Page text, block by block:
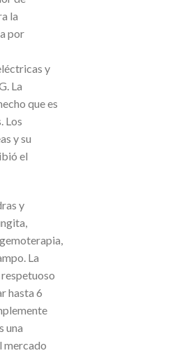
la
por
y
La
que es
Los
y su
el
y
La
hasta 6
una
mercado